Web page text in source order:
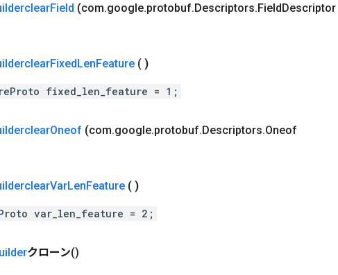
Field (com.google.protobuf.Descriptors.FieldDescriptor
FixedLenFeature ( )
fixed_len_feature = 1;
Oneof (com.google.protobuf.Descriptors.Oneof
VarLenFeature ( )
var_len_feature = 2;
クローン()